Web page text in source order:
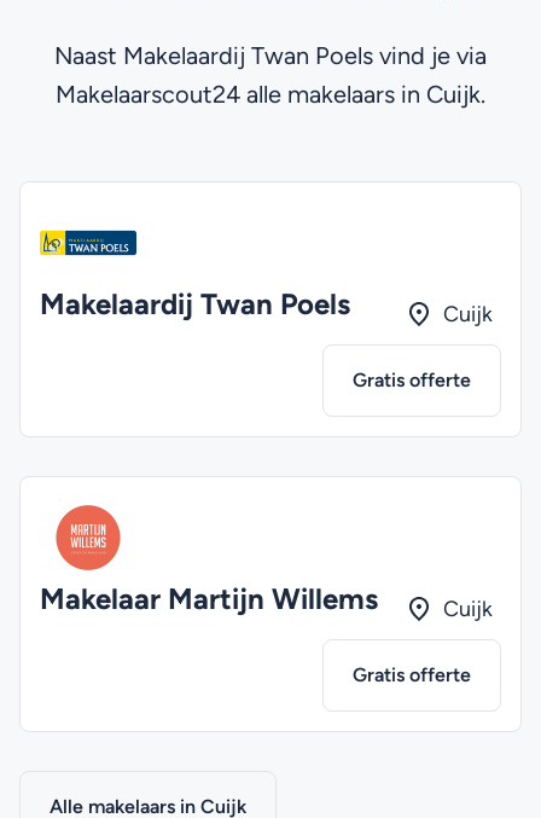
Naast Makelaardij Twan Poels vind je via
Makelaarscout24 alle makelaars in Cuijk.
Makelaardij Twan Poels Cuijk
Gratis offerte
Makelaar Martijn Willems Cuijk
Gratis offerte
Alle makelaars in Cuijk